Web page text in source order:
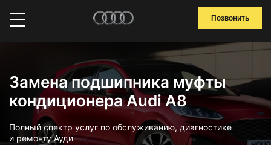
Позвонить
Замена подшипника муфты
кондиционера Audi A8
Полный спектр услуг по обслуживанию, диагностике
и ремонту Ауди